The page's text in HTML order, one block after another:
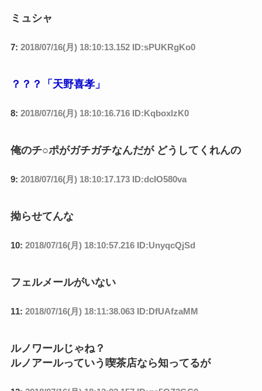
ミュシャ
7: 2018/07/16(月) 18:10:13.152 ID:sPUKRgKo0
？？？「天野喜孝」
8: 2018/07/16(月) 18:10:16.716 ID:KqboxlzK0
俺のチ○ポがガチガチなんだが どうしてくれんの
9: 2018/07/16(月) 18:10:17.173 ID:dcIO580va
拗らせてんな
10: 2018/07/16(月) 18:10:57.216 ID:UnyqcQjSd
フェルメールがいない
11: 2018/07/16(月) 18:11:38.063 ID:DfUAfzaMM
ルノワールじゃね？
ルノアールっていう喫茶店なら知ってるが